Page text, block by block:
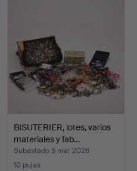
BISUTERIER, lotes, varios
materiales y fab…
Subastado 5 mar 2026
10 pujas